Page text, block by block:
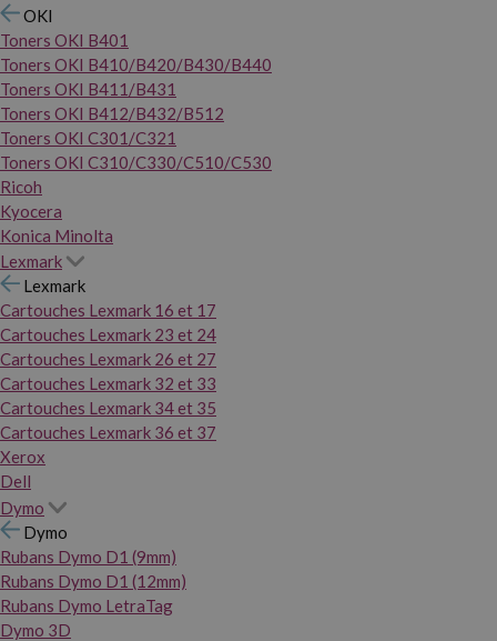
OKI
Toners OKI B401
Toners OKI B410/B420/B430/B440
Toners OKI B411/B431
Toners OKI B412/B432/B512
Toners OKI C301/C321
Toners OKI C310/C330/C510/C530
Ricoh
Kyocera
Konica Minolta
Lexmark
Lexmark
Cartouches Lexmark 16 et 17
Cartouches Lexmark 23 et 24
Cartouches Lexmark 26 et 27
Cartouches Lexmark 32 et 33
Cartouches Lexmark 34 et 35
Cartouches Lexmark 36 et 37
Xerox
Dell
Dymo
Dymo
Rubans Dymo D1 (9mm)
Rubans Dymo D1 (12mm)
Rubans Dymo LetraTag
Dymo 3D